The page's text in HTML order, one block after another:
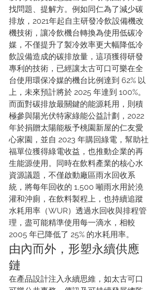
找問題、提解方。例如同仁為了減少碳
排放，2021年起自主研發冷飲設備機改
機技術，讓冷飲機台轉換為使用低碳冷
媒，不僅提升了製冷效率更大幅降低冷
飲設備造成的碳排放量，這項獲得研發
專利的技術，已經讓太古可口可樂在全
台使用環保冷媒的機台比例達到 62% 以
上，未來預計將於 2025 年達到 100%。
而面對碳排放最關鍵的能源耗用，則積
極參與陽光伏特家綠能公益計劃，2022
年於捐贈太陽能板予桃園新屋的仁友愛
心家園，並自 2023 年購回綠電，幫助社
福單位獲得綠電收益，也推動企業的再
生能源使用。同時在飲料產業的核心水
資源議題，不僅啟動廠區雨水回收系
統，將每年回收的 1,500 噸雨水用於澆
灌和沖廁，在飲料製程上，也持續追蹤
水耗用率（WUR）透過水回收與排程管
理，盡可能精準使用每一滴水，相較
2005 年已降低了 25% 的水耗用率。
由內而外，形塑永續供應
鏈
在產品設計注入永續思維，如太古可口